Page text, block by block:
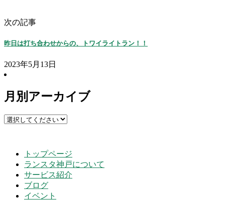
次の記事
昨日は打ち合わせからの、トワイライトラン！！
2023年5月13日
月別アーカイブ
トップページ
ランスタ神戸について
サービス紹介
ブログ
イベント